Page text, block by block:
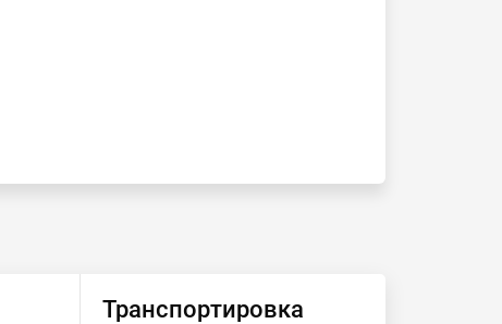
Транспортировка